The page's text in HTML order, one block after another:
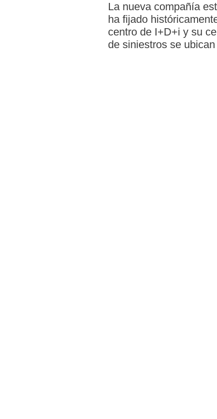
La nueva compañía
ha fijado
centro de I+D+i y su
de siniestros se